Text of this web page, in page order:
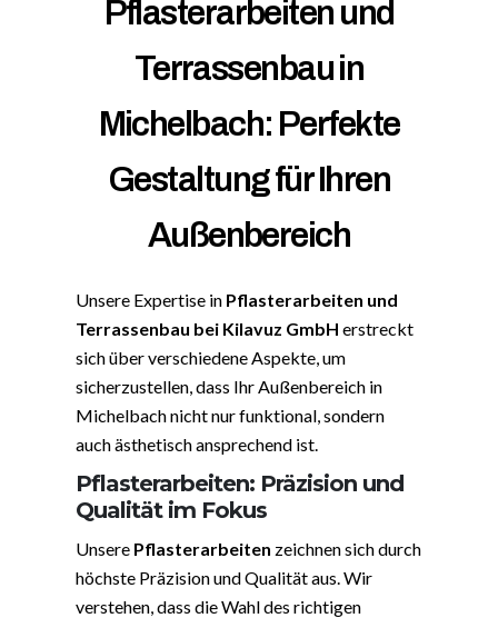
Pflasterarbeiten und
Terrassenbau in
Michelbach: Perfekte
Gestaltung für Ihren
Außenbereich
Unsere Expertise in Pflasterarbeiten und
Terrassenbau bei Kilavuz GmbH erstreckt
sich über verschiedene Aspekte, um
sicherzustellen, dass Ihr Außenbereich in
Michelbach nicht nur funktional, sondern
auch ästhetisch ansprechend ist.
Pflasterarbeiten: Präzision und
Qualität im Fokus
Unsere Pflasterarbeiten zeichnen sich durch
höchste Präzision und Qualität aus. Wir
verstehen, dass die Wahl des richtigen